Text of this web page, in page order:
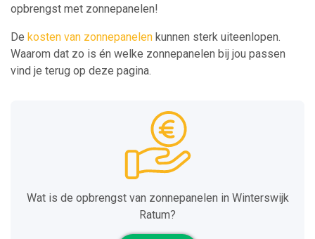
opbrengst met zonnepanelen!
De kosten van zonnepanelen kunnen sterk uiteenlopen.
Waarom dat zo is én welke zonnepanelen bij jou passen
vind je terug op deze pagina.
Wat is de opbrengst van zonnepanelen in Winterswijk
Ratum?